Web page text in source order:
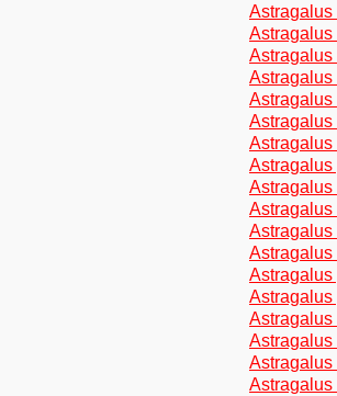
Astragalus
Astragalus
Astragalus
Astragalus
Astragalus
Astragalus
Astragalus
Astragalus
Astragalus
Astragalus